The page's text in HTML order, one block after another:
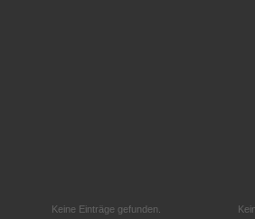
Keine Einträge gefunden.